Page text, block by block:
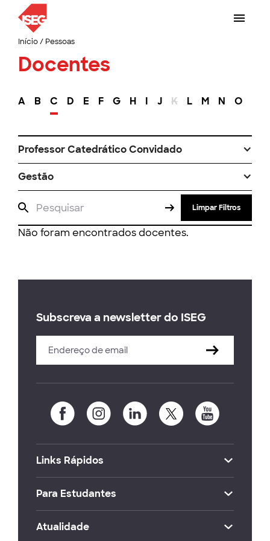
Início/ Pessoas
Docentes
A B C D E F G H I J K L M N O
Professor Catedrático Convidado
Gestão
Limpar Filtros
Não foram encontrados docentes.
Subscreva a newsletter do ISEG
Links Rápidos
Para Estudantes
Atualidade